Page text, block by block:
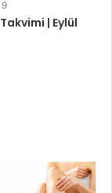
| Eylül